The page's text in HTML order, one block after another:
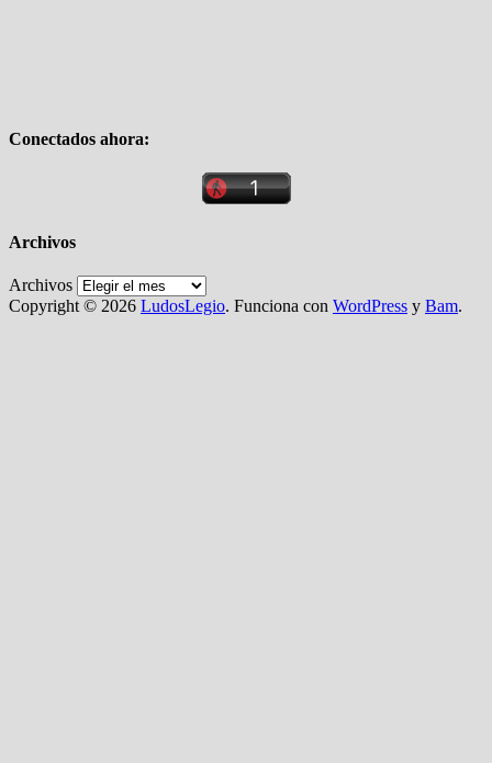
Conectados ahora:
Archivos
Archivos
Copyright © 2026 LudosLegio. Funciona con WordPress y Bam.